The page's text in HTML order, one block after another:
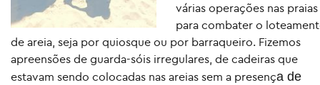
várias operações nas praias
para combater o
de areia, seja por quiosque ou por barraqueiro. Fizemos
apreensões de guarda-sóis irregulares, de cadeiras que
estavam sendo colocadas nas areias sem a presença de